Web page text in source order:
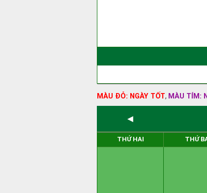
MÀU ĐỎ: NGÀY TỐT, MÀU TÍM:
◄
THỨ HAI THỨ